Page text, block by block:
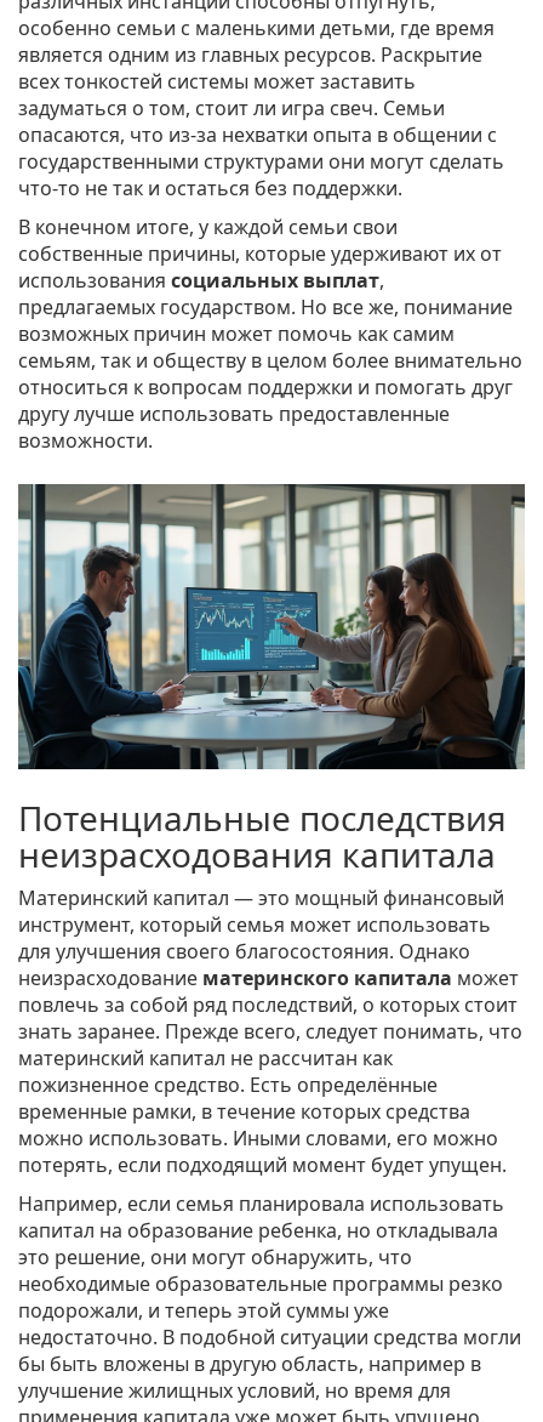
особенно семьи с маленькими детьми, где время
является одним из главных ресурсов. Раскрытие
всех тонкостей системы может заставить
задуматься о том, стоит ли игра свеч. Семьи
опасаются, что из-за нехватки опыта в общении с
государственными структурами они могут сделать
что-то не так и остаться без поддержки.
В конечном итоге, у каждой семьи свои
собственные причины, которые удерживают их от
использования социальных выплат,
предлагаемых государством. Но все же, понимание
возможных причин может помочь как самим
семьям, так и обществу в целом более внимательно
относиться к вопросам поддержки и помогать друг
другу лучше использовать предоставленные
возможности.
Потенциальные последствия
неизрасходования капитала
Материнский капитал — это мощный финансовый
инструмент, который семья может использовать
для улучшения своего благосостояния. Однако
неизрасходование материнского капитала может
повлечь за собой ряд последствий, о которых стоит
знать заранее. Прежде всего, следует понимать, что
материнский капитал не рассчитан как
пожизненное средство. Есть определённые
временные рамки, в течение которых средства
можно использовать. Иными словами, его можно
потерять, если подходящий момент будет упущен.
Например, если семья планировала использовать
капитал на образование ребенка, но откладывала
это решение, они могут обнаружить, что
необходимые образовательные программы резко
подорожали, и теперь этой суммы уже
недостаточно. В подобной ситуации средства могли
бы быть вложены в другую область, например в
улучшение жилищных условий, но время для